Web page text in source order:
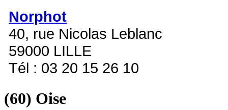
Norphot
40, rue Nicolas Leblanc
59000 LILLE
Tél : 03 20 15 26 10
(60) Oise